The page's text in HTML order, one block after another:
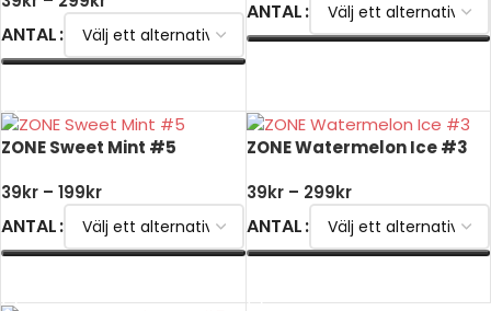
ANTAL
ANTAL
ZONE Sweet Mint #5
39kr – 199kr
ANTAL
ZONE Watermelon Ice #3
39kr – 299kr
ANTAL